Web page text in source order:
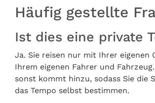
Häufig gestellte
Ist dies eine private
Ja. Sie reisen nur mit Ihrer eigenen
Ihrem eigenen Fahrer und
sonst kommt hinzu, sodass Sie die
das Tempo selbst bestimmen.